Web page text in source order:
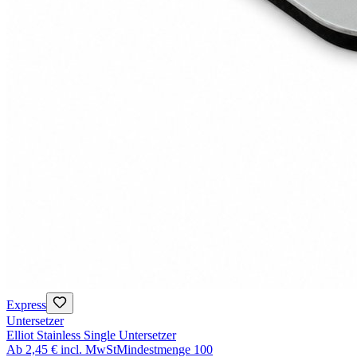
Express
Untersetzer
Elliot Stainless Single Untersetzer
Ab 2,45 € incl. MwStMindestmenge 100